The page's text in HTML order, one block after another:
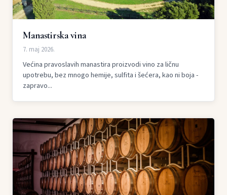
Manastirska vina
7. maj 2026.
Većina pravoslavih manastira proizvodi vino za ličnu
upotrebu, bez mnogo hemije, sulfita i šećera, kao ni boja -
zapravo...